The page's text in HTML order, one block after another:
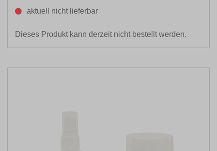
aktuell nicht lieferbar
Dieses Produkt kann derzeit nicht bestellt werden.